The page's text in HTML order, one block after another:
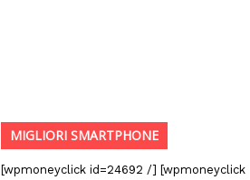
MIGLIORI SMARTPHONE
[wpmoneyclick id=24692 /] [wpmoneyclick